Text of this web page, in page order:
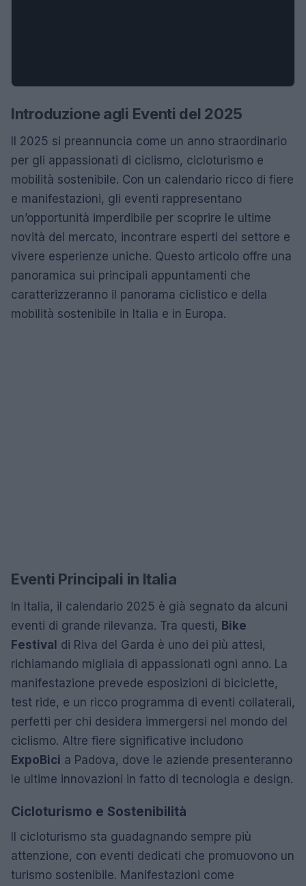
Introduzione agli Eventi del 2025
Il 2025 si preannuncia come un anno straordinario
per gli appassionati di ciclismo, cicloturismo e
mobilità sostenibile. Con un calendario ricco di fiere
e manifestazioni, gli eventi rappresentano
un’opportunità imperdibile per scoprire le ultime
novità del mercato, incontrare esperti del settore e
vivere esperienze uniche. Questo articolo offre una
panoramica sui principali appuntamenti che
caratterizzeranno il panorama ciclistico e della
mobilità sostenibile in Italia e in Europa.
Eventi Principali in Italia
In Italia, il calendario 2025 è già segnato da alcuni
eventi di grande rilevanza. Tra questi, Bike
Festival di Riva del Garda è uno dei più attesi,
richiamando migliaia di appassionati ogni anno. La
manifestazione prevede esposizioni di biciclette,
test ride, e un ricco programma di eventi collaterali,
perfetti per chi desidera immergersi nel mondo del
ciclismo. Altre fiere significative includono
ExpoBici a Padova, dove le aziende presenteranno
le ultime innovazioni in fatto di tecnologia e design.
Cicloturismo e Sostenibilità
Il cicloturismo sta guadagnando sempre più
attenzione, con eventi dedicati che promuovono un
turismo sostenibile. Manifestazioni come